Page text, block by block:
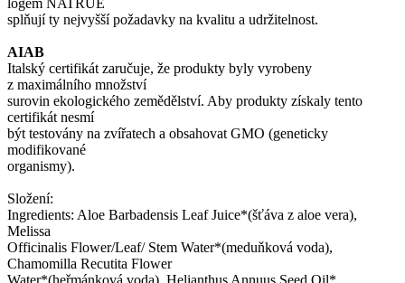
logem NATRUE
splňují ty nejvyšší požadavky na kvalitu a udržitelnost.
AIAB
Italský certifikát zaručuje, že produkty byly vyrobeny
z maximálního množství
surovin ekologického zemědělství. Aby produkty získaly tento
certifikát nesmí
být testovány na zvířatech a obsahovat GMO (geneticky
modifikované
organismy).
Složení:
Ingredients: Aloe Barbadensis Leaf Juice*(šťáva z aloe vera),
Melissa
Officinalis Flower/Leaf/ Stem Water*(meduňková voda),
Chamomilla Recutita Flower